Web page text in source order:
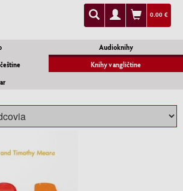
0.00 €
Audioknihy
Knihy v angličtine